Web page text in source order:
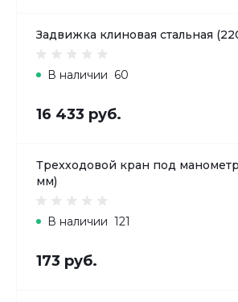
Задвижка клиновая стальная
В наличии 60
16 433 руб.
Трехходовой кран под
мм)
В наличии 121
173 руб.